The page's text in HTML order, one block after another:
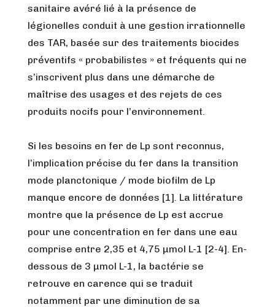
sanitaire avéré lié à la présence de
légionelles conduit à une gestion irrationnelle
des TAR, basée sur des traitements biocides
préventifs « probabilistes » et fréquents qui ne
s’inscrivent plus dans une démarche de
maîtrise des usages et des rejets de ces
produits nocifs pour l’environnement.
Si les besoins en fer de Lp sont reconnus,
l’implication précise du fer dans la transition
mode planctonique / mode biofilm de Lp
manque encore de données [1]. La littérature
montre que la présence de Lp est accrue
pour une concentration en fer dans une eau
comprise entre 2,35 et 4,75 µmol L-1 [2-4]. En-
dessous de 3 µmol L-1, la bactérie se
retrouve en carence qui se traduit
notamment par une diminution de sa